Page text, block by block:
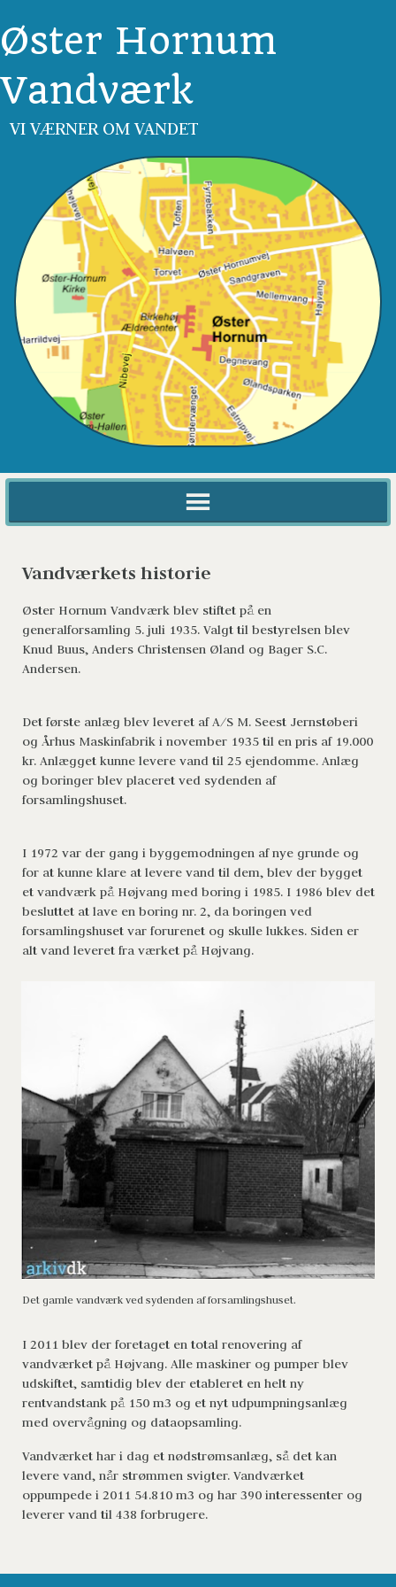
Øster Hornum
Vandværk
VI VÆRNER OM VANDET
Vandværkets historie
Øster Hornum Vandværk blev stiftet på en
generalforsamling 5. juli 1935. Valgt til bestyrelsen blev
Knud Buus, Anders Christensen Øland og Bager S.C.
Andersen.
Det første anlæg blev leveret af A/S M. Seest Jernstøberi
og Århus Maskinfabrik i november 1935 til en pris af 19.000
kr. Anlægget kunne levere vand til 25 ejendomme. Anlæg
og boringer blev placeret ved sydenden af
forsamlingshuset.
I 1972 var der gang i byggemodningen af nye grunde og
for at kunne klare at levere vand til dem, blev der bygget
et vandværk på Højvang med boring i 1985. I 1986 blev det
besluttet at lave en boring nr. 2, da boringen ved
forsamlingshuset var forurenet og skulle lukkes. Siden er
alt vand leveret fra værket på Højvang.
Det gamle vandværk ved sydenden af forsamlingshuset.
I 2011 blev der foretaget en total renovering af
vandværket på Højvang. Alle maskiner og pumper blev
udskiftet, samtidig blev der etableret en helt ny
rentvandstank på 150 m3 og et nyt udpumpningsanlæg
med overvågning og dataopsamling.
Vandværket har i dag et nødstrømsanlæg, så det kan
levere vand, når strømmen svigter. Vandværket
oppumpede i 2011 54.810 m3 og har 390 interessenter og
leverer vand til 438 forbrugere.